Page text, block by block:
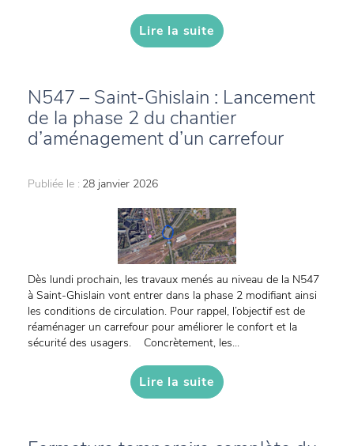
Lire la suite
N547 – Saint-Ghislain : Lancement
de la phase 2 du chantier
d’aménagement d’un carrefour
Publiée le : 28 janvier 2026
Dès lundi prochain, les travaux menés au niveau de la N547
à Saint-Ghislain vont entrer dans la phase 2 modifiant ainsi
les conditions de circulation. Pour rappel, l’objectif est de
réaménager un carrefour pour améliorer le confort et la
sécurité des usagers. Concrètement, les...
Lire la suite